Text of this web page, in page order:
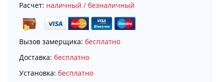
Расчет: наличный / безналичный
Вызов замерщика: бесплатно
Доставка: бесплатно
Установка: бесплатно